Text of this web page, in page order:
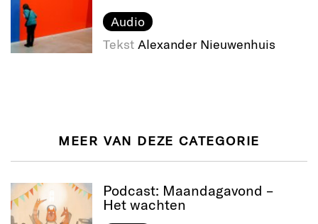
Audio
Tekst Alexander Nieuwenhuis
MEER VAN DEZE CATEGORIE
Podcast: Maandagavond –
Het wachten